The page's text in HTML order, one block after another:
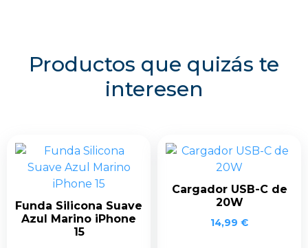
Productos que quizás te
interesen
Funda Silicona Suave
Azul Marino iPhone
15
Cargador USB-C de
20W
14,99 €